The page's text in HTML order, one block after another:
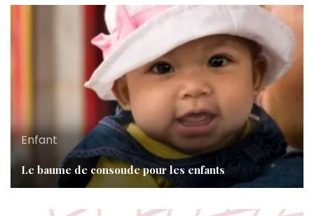
Enfant
Le baume de consoude pour les enfants